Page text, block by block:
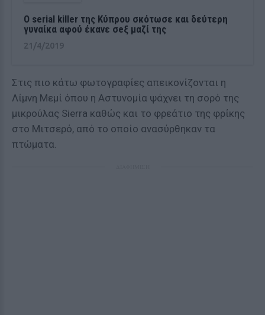
Ο serial killer της Κύπρου σκότωσε και δεύτερη
γυναίκα αφού έκανε σeξ μαζί της
21/4/2019
Στις πιο κάτω φωτογραφίες απεικονίζονται η
Λίμνη Μεμί όπου η Αστυνομία ψάχνει τη σορό της
μικρούλας Sierra καθώς και το φρεάτιο της φρίκης
στο Μιτσερό, από το οποίο ανασύρθηκαν τα
πτώματα.